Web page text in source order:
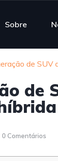
Sobre
de SUV
de
0 Comentários